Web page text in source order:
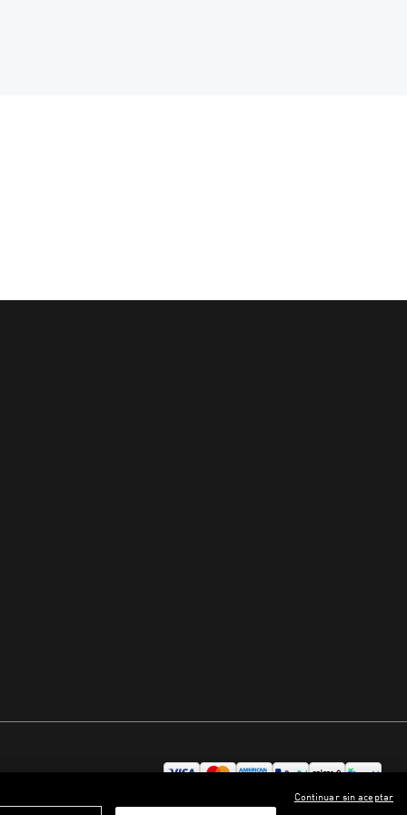
Continuar sin aceptar